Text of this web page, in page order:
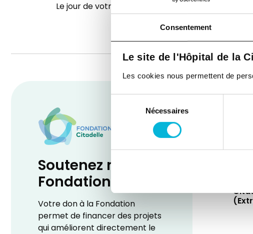
Consentement
Le site de l'Hôpital de la
Les cookies nous permettent de
consentement
Nécessaires
Le jour de votre hospitalisation, la disponibilité
Soutenez notre
Fondation
Votre don à la Fondation
permet de financer des projets
qui améliorent directement le
la